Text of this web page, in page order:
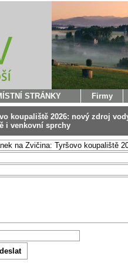
STRÁNKY Firmy
koupaliště 2026: nový zdroj
i venkovní sprchy